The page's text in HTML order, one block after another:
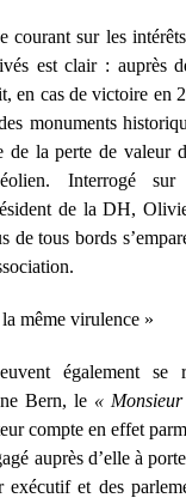
courant sur les
est clair : auprès
en cas de victoire en
monuments
de la perte de valeur
Interrogé sur
de laDH,
de tous bords
même virulence »
également se
Bern, le «
compte en effet
auprès d’elle à
exécutif et des